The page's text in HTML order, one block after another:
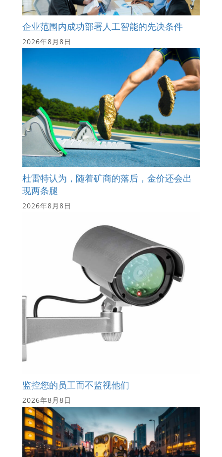
企业范围内成功部署人工智能的先决条件
2026年8月8日
杜雷特认为，随着矿商的落后，金价还会出
现两条腿
2026年8月8日
监控您的员工而不监视他们
2026年8月8日